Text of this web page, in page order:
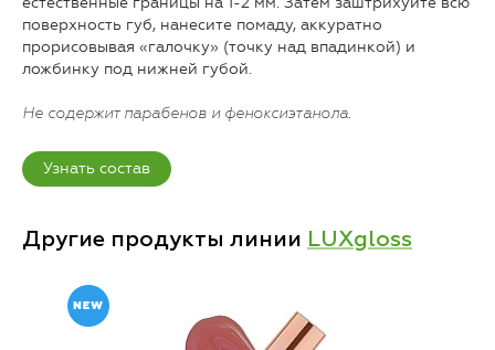
поверхность губ, нанесите помаду, аккуратно
прорисовывая «галочку» (точку над впадинкой) и
ложбинку под нижней губой.
Не содержит парабенов и феноксиэтанола.
Узнать состав
Другие продукты линии LUXgloss